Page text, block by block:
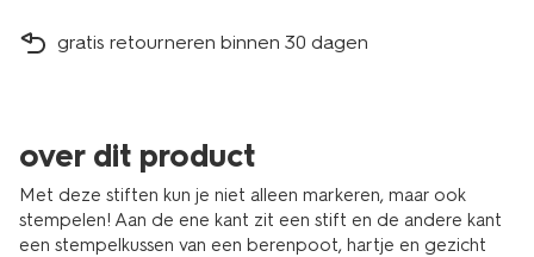
gratis retourneren binnen 30 dagen
over dit product
Met deze stiften kun je niet alleen markeren, maar ook
stempelen! Aan de ene kant zit een stift en de andere kant
een stempelkussen van een berenpoot, hartje en gezicht